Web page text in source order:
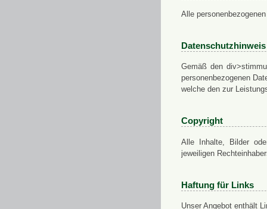
Alle
Datenschutzhinweis
Gemäß den
personenbezogenen
welche den zur
Copyright
Alle Inhalte, Bilder
jeweiligen
Haftung für Links
Unser Angebot enthält